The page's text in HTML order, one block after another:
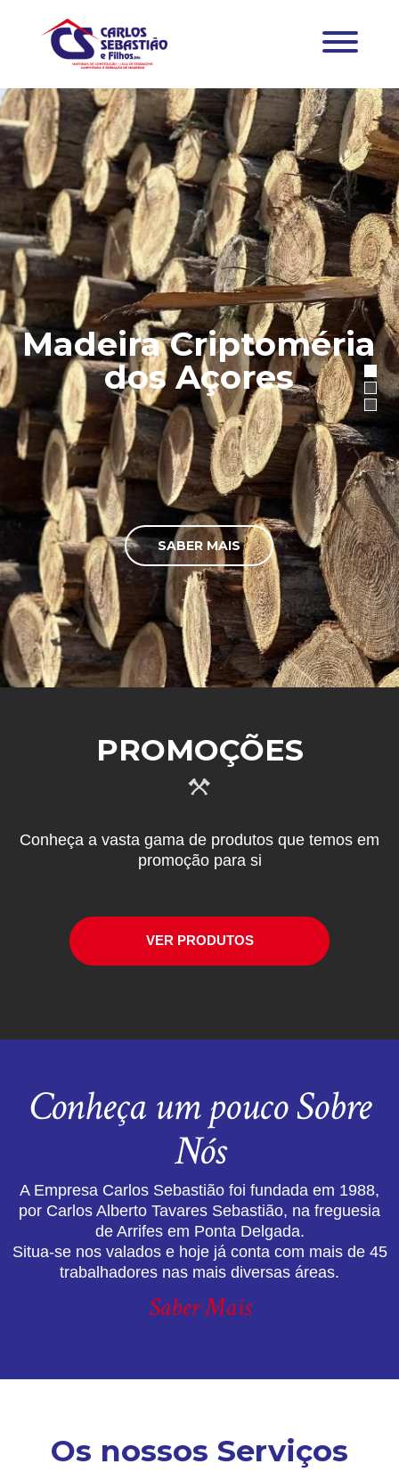
Madeira Criptoméria
dos Açores
SABER MAIS
PROMOÇÕES
Conheça a vasta gama de produtos que temos em
promoção para si
VER PRODUTOS
Conheça um pouco Sobre
Nós
A Empresa Carlos Sebastião foi fundada em 1988,
por Carlos Alberto Tavares Sebastião, na freguesia
de Arrifes em Ponta Delgada.
Situa-se nos valados e hoje já conta com mais de 45
trabalhadores nas mais diversas áreas.
Saber Mais
Os nossos Serviços